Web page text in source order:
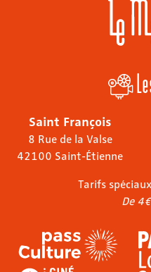
Saint François
8 Rue de la Valse
42100 Saint-Étienne
Tarifs
De